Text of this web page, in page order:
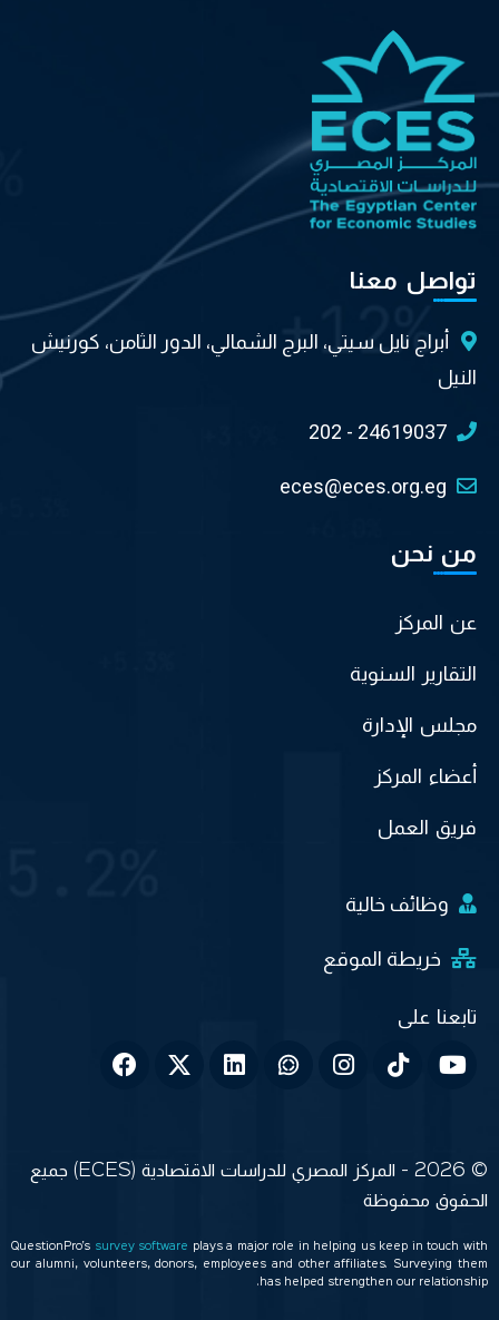
تواصل معنا
أبراج نايل سيتي، البرج الشمالي، الدور الثامن، كورنيش
النيل
202 - 24619037
eces@eces.org.eg
من نحن
عن المركز
التقارير السنوية
مجلس الإدارة
أعضاء المركز
فريق العمل
وظائف خالية
خريطة الموقع
© 2026 - المركز المصري للدراسات الاقتصادية (ECES) جميع
الحقوق محفوظة
QuestionPro’s survey software
plays a major role in helping us keep in touch with
our alumni, volunteers, donors, employees and other affiliates. Surveying them
has helped strengthen our relationship.